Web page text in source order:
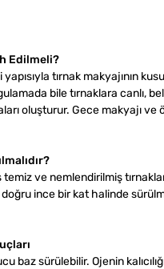
Edilmeli?
tırnak makyajının
bile tırnaklara canlı,
oluşturur. Gece makyajı
ve nemlendirilmiş
doğru ince bir kat halinde
baz sürülebilir. Ojenin